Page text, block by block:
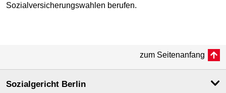
Sozialversicherungswahlen berufen.
zum Seitenanfang
Sozialgericht Berlin